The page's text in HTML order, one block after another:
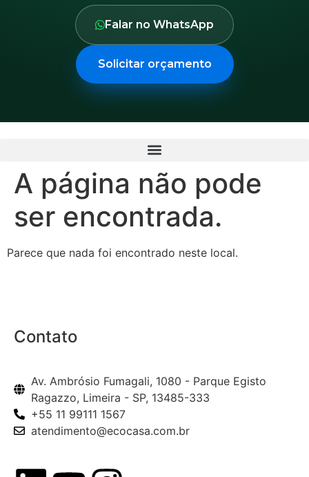
Falar no WhatsApp
Solicitar orçamento
A página não pode
ser encontrada.
Parece que nada foi encontrado neste local.
Contato
Av. Ambrósio Fumagali, 1080 - Parque Egisto
Ragazzo, Limeira - SP, 13485-333
+55 11 99111 1567
atendimento@ecocasa.com.br